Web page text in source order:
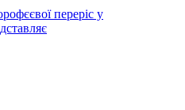
переріс у